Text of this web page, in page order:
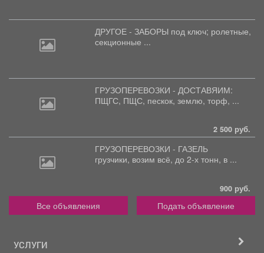
ДРУГОЕ - ЗАБОРЫ под ключ; ролетные,
секционные ...
ГРУЗОПЕРЕВОЗКИ - ДОСТАВЯИМ:
ПЩГС, ПЩС, пескок, землю, торф, ...
2 500 руб.
ГРУЗОПЕРЕВОЗКИ - ГАЗЕЛЬ
грузчики, возим всё, до 2-х тонн, в ...
900 руб.
Все объявления Подать объявление
УСЛУГИ